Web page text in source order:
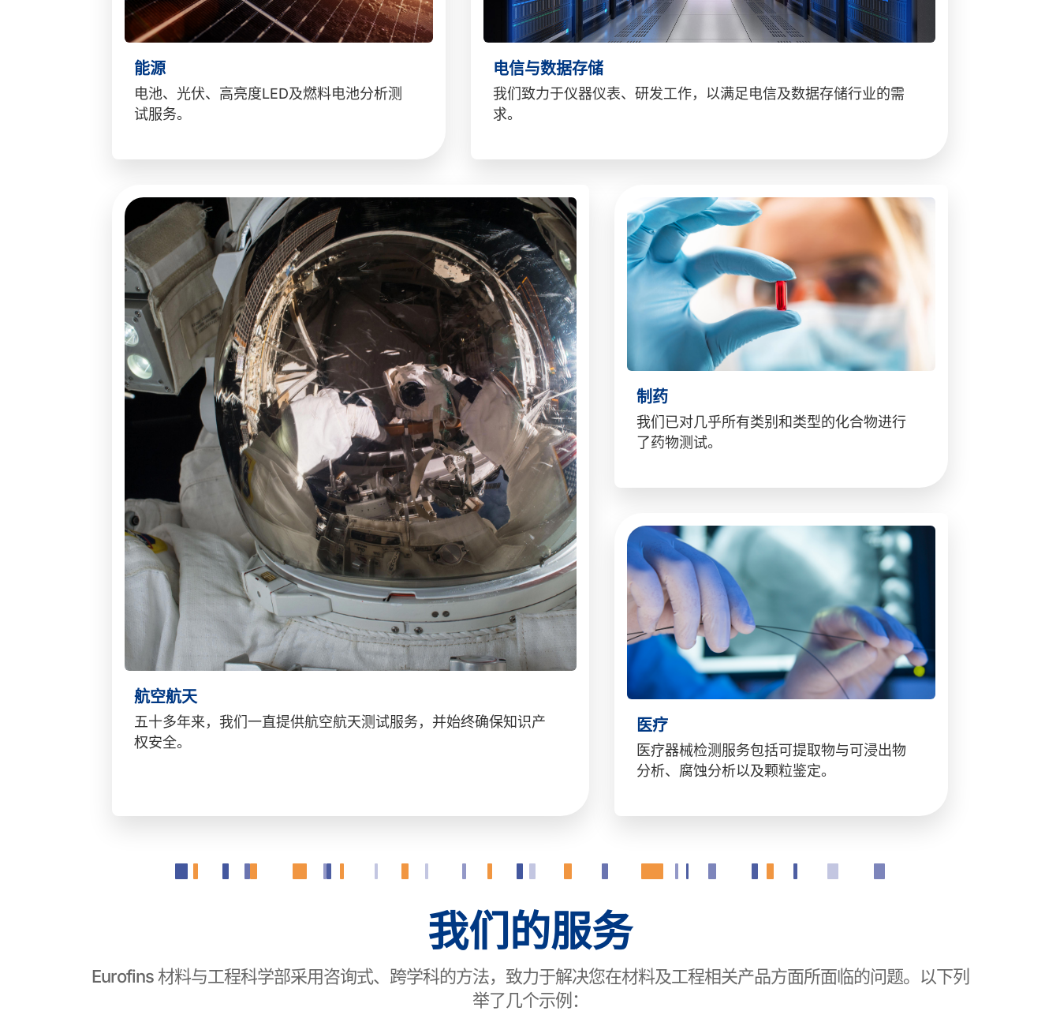
能源
电池、光伏、高亮度LED及燃料电池分析测
试服务。
电信与数据存储
我们致力于仪器仪表、研发工作，以满足电信及数据存储行业的需
求。
航空航天
五十多年来，我们一直提供航空航天测试服务，并始终确保知识产
权安全。
制药
我们已对几乎所有类别和类型的化合物进行
了药物测试。
医疗
医疗器械检测服务包括可提取物与可浸出物
分析、腐蚀分析以及颗粒鉴定。
我们的服务
Eurofins 材料与工程科学部采用咨询式、跨学科的方法，致力于解决您在材料及工程相关产品方面所面临的问题。以下列
举了几个示例：